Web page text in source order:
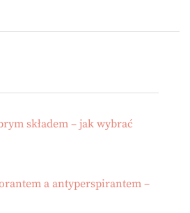
składem – jak wybrać
a antyperspirantem –